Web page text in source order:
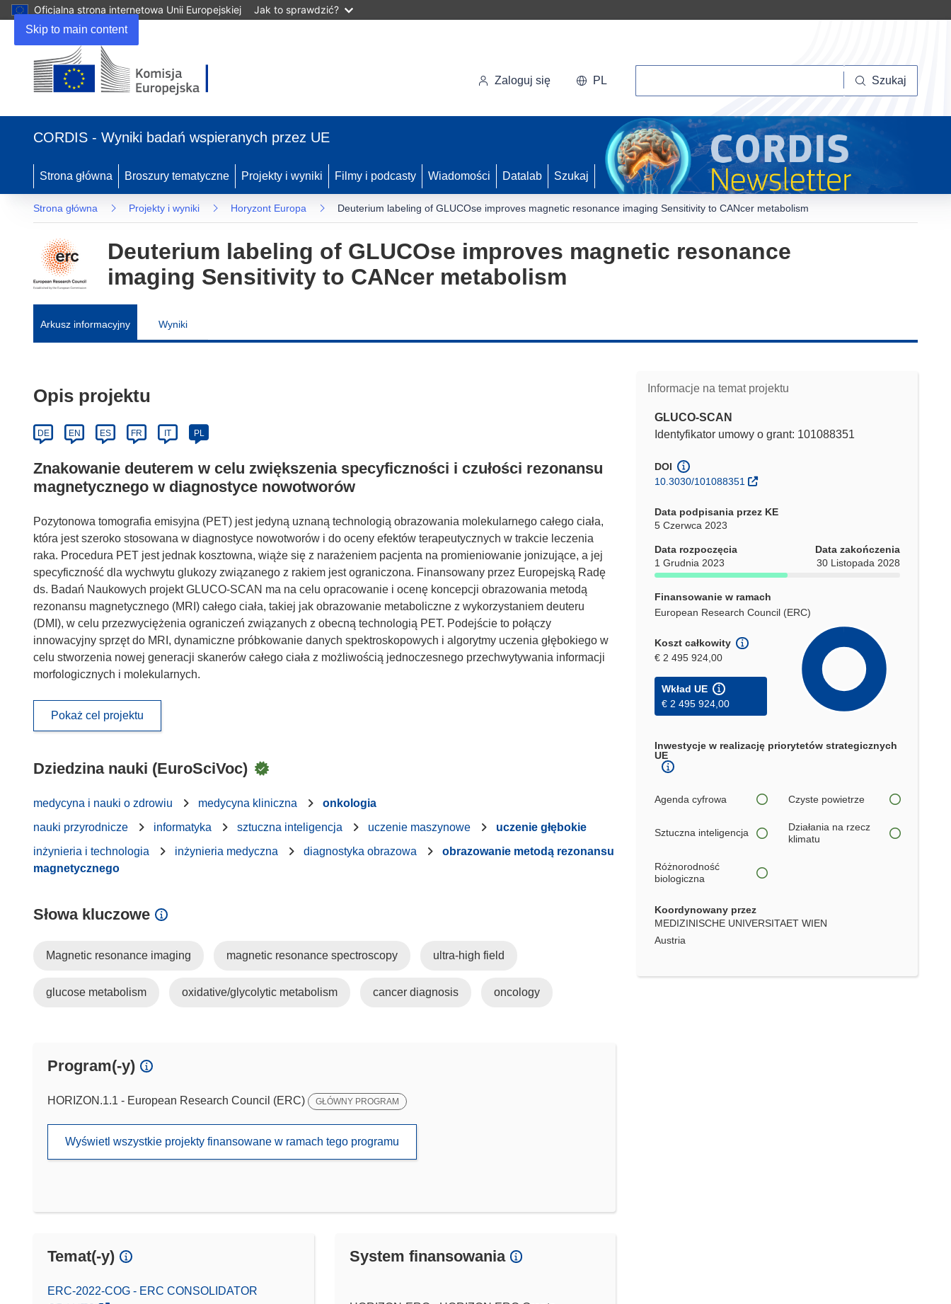
Skip to main content
Oficjalna strona internetowa Unii Europejskiej Jak to sprawdzić?
Zaloguj się PL Szukaj
CORDIS - Wyniki badań wspieranych przez UE
Strona główna Broszury tematyczne Projekty i wyniki Filmy i podcasty Wiadomości Datalab Szukaj
Strona główna Projekty i wyniki Horyzont Europa Deuterium labeling of GLUCOse improves magnetic resonance imaging Sensitivity to CANcer metabolism
Deuterium labeling of GLUCOse improves magnetic resonance
imaging Sensitivity to CANcer metabolism
Arkusz informacyjny Wyniki
Informacje na temat projektu
GLUCO-SCAN
Identyfikator umowy o grant: 101088351
DOI
10.3030/101088351
Data podpisania przez KE
5 Czerwca 2023
Data rozpoczęcia
1 Grudnia 2023
Data zakończenia
30 Listopada 2028
Finansowanie w ramach
European Research Council (ERC)
Koszt całkowity
€ 2 495 924,00
Wkład UE
€ 2 495 924,00
Inwestycje w realizację priorytetów strategicznych
UE
Agenda cyfrowa Czyste powietrze
Sztuczna inteligencja
Działania na rzecz
klimatu
Różnorodność
biologiczna
Koordynowany przez
MEDIZINISCHE UNIVERSITAET WIEN
Austria
Opis projektu
DE EN ES FR IT PL
Znakowanie deuterem w celu zwiększenia specyficzności i czułości rezonansu
magnetycznego w diagnostyce nowotworów
Pozytonowa tomografia emisyjna (PET) jest jedyną uznaną technologią obrazowania molekularnego całego ciała,
która jest szeroko stosowana w diagnostyce nowotworów i do oceny efektów terapeutycznych w trakcie leczenia
raka. Procedura PET jest jednak kosztowna, wiąże się z narażeniem pacjenta na promieniowanie jonizujące, a jej
specyficzność dla wychwytu glukozy związanego z rakiem jest ograniczona. Finansowany przez Europejską Radę
ds. Badań Naukowych projekt GLUCO-SCAN ma na celu opracowanie i ocenę koncepcji obrazowania metodą
rezonansu magnetycznego (MRI) całego ciała, takiej jak obrazowanie metaboliczne z wykorzystaniem deuteru
(DMI), w celu przezwyciężenia ograniczeń związanych z obecną technologią PET. Podejście to połączy
innowacyjny sprzęt do MRI, dynamiczne próbkowanie danych spektroskopowych i algorytmy uczenia głębokiego w
celu stworzenia nowej generacji skanerów całego ciała z możliwością jednoczesnego przechwytywania informacji
morfologicznych i molekularnych.
Pokaż cel projektu
Dziedzina nauki (EuroSciVoc)
medycyna i nauki o zdrowiu medycyna kliniczna
onkologia
nauki przyrodnicze
informatyka sztuczna inteligencja uczenie maszynowe
uczenie głębokie
inżynieria i technologia
inżynieria medyczna diagnostyka obrazowa
obrazowanie metodą rezonansu
magnetycznego
Słowa kluczowe
Magnetic resonance imaging magnetic resonance spectroscopy ultra-high field
glucose metabolism oxidative/glycolytic metabolism cancer diagnosis oncology
Program(-y)
HORIZON.1.1 - European Research Council (ERC) GŁÓWNY PROGRAM
Wyświetl wszystkie projekty finansowane w ramach tego programu
Temat(-y)
ERC-2022-COG - ERC CONSOLIDATOR
System finansowania